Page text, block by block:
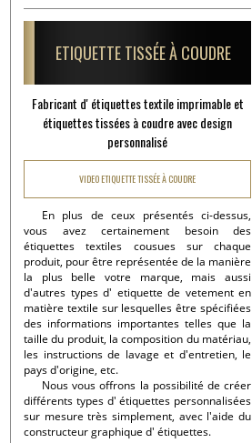
ETIQUETTE TISSÉE À COUDRE
Fabricant d' étiquettes textile imprimable et
étiquettes tissées à coudre avec design
personnalisé
VIDEO ETIQUETTE TISSÉE À COUDRE
En plus de ceux présentés ci-dessus,
vous avez certainement besoin des
étiquettes textiles cousues sur chaque
produit, pour être représentée de la manière
la plus belle votre marque, mais aussi
d'autres types d' etiquette de vetement en
matière textile sur lesquelles être spécifiées
des informations importantes telles que la
taille du produit, la composition du matériau,
les instructions de lavage et d'entretien, le
pays d'origine, etc.
Nous vous offrons la possibilité de créer
différents types d' étiquettes personnalisées
sur mesure très simplement, avec l'aide du
constructeur graphique d' étiquettes.